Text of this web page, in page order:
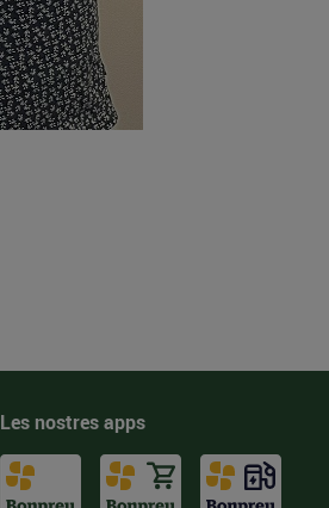
Les nostres apps